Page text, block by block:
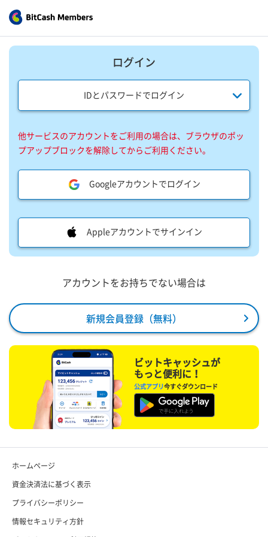
ログイン
IDとパスワードでログイン
他サービスのアカウントをご利用の場合は、ブラウザのポッ
プアップブロックを解除してからご利用ください。
Googleアカウントでログイン
Appleアカウントでサインイン
アカウントをお持ちでない場合は
新規会員登録（無料）
ビットキャッシュが
もっと便利に！
公式アプリ今すぐダウンロード
ホームページ
資金決済法に基づく表示
プライバシーポリシー
情報セキュリティ方針